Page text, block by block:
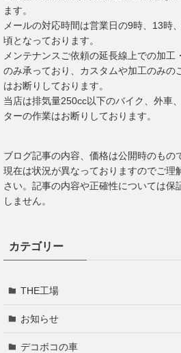
ます。
メールの対応時間は営業日の9時、13時
頃となっております。
メンテナンスご依頼の延長線上での加工
のみ承っており、カスタムや加工のみの
はお断りしております。
当店は排気量250cc以下のバイク、外車
ターの作業はお断りしております。
ブログ記事の内容、価格は公開時のもの
現在は状況が異なっておりますのでご理
さい。記事の内容や正確性については保
しません。
カテゴリー
THE工場
お知らせ
デコボコの車